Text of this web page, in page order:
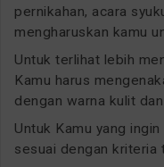
pernikahan, acara
mengharuskan kamu
Untuk terlihat lebih
Kamu harus
dengan warna kulit
Untuk Kamu yang
sesuai dengan kriteria